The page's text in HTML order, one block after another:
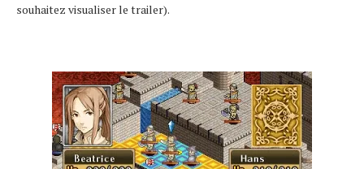
souhaitez visualiser le trailer).